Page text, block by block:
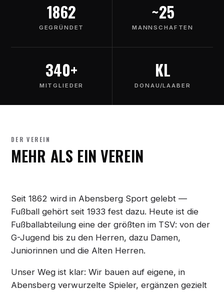
1862
GEGRÜNDET
~25
MANNSCHAFTEN
340+
MITGLIEDER
KL
DONAU/LAABER
DER VEREIN
MEHR ALS EIN VEREIN
Seit 1862 wird in Abensberg Sport gelebt —
Fußball gehört seit 1933 fest dazu. Heute ist die
Fußballabteilung eine der größten im TSV: von der
G-Jugend bis zu den Herren, dazu Damen,
Juniorinnen und die Alten Herren.
Unser Weg ist klar: Wir bauen auf eigene, in
Abensberg verwurzelte Spieler, ergänzen gezielt